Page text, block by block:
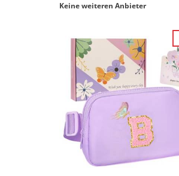
Keine weiteren Anbieter